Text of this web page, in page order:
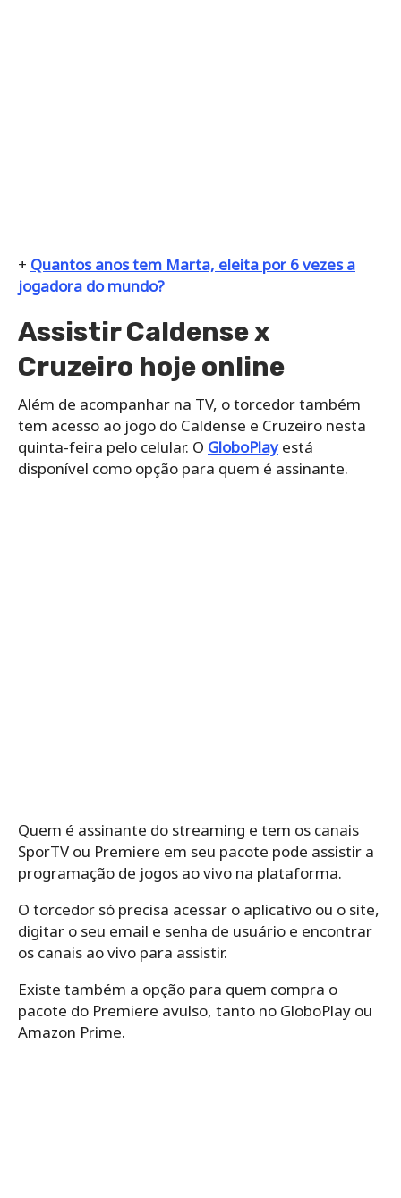
+ Quantos anos tem Marta, eleita por 6 vezes a
jogadora do mundo?
Assistir Caldense x
Cruzeiro hoje online
Além de acompanhar na TV, o torcedor também
tem acesso ao jogo do Caldense e Cruzeiro nesta
quinta-feira pelo celular. O GloboPlayestá
disponível como opção para quem é assinante.
Quem é assinante do streaming e tem os canais
SporTV ou Premiere em seu pacote pode assistir a
programação de jogos ao vivo na plataforma.
O torcedor só precisa acessar o aplicativo ou o site,
digitar o seu email e senha de usuário e encontrar
os canais ao vivo para assistir.
Existe também a opção para quem compra o
pacote do Premiere avulso, tanto no GloboPlay ou
Amazon Prime.